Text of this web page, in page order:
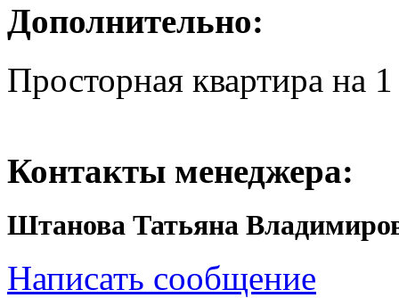
Дополнительно:
Просторная квартира на
Контакты менеджера:
Штанова Татьяна
Написать сообщение